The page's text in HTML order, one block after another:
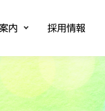
内 採用情報